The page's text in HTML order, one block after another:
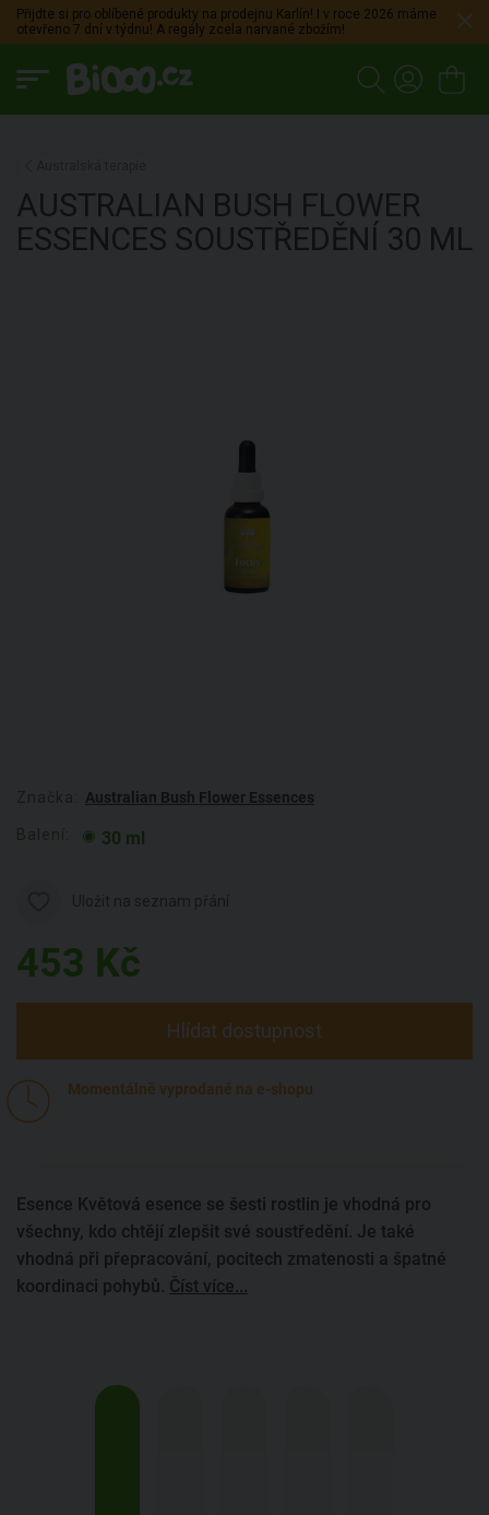
Přijdte si pro oblíbené produkty na prodejnu Karlín! I v roce 2026 máme
otevřeno 7 dní v týdnu! A regály zcela narvané zbožím!
AUSTRALIAN BUSH FLOWER
ESSENCES SOUSTŘEDĚNÍ 30 ML
Australian Bush Flower Essences
30 ml
453 Kč
Hlídat dostupnost
Momentálně vyprodané na e-shopu
Esence Květová esence se šesti rostlin je vhodná pro
všechny, kdo chtějí zlepšit své soustředění. Je také
vhodná při přepracování, pocitech zmatenosti a špatné
koordinaci pohybů. Číst více...